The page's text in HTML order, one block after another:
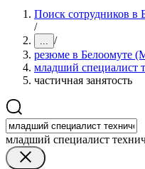
Поиск сотрудников в
/
... /
резюме в Белоомуте
младший специалист
частичная занятость
младший специалист